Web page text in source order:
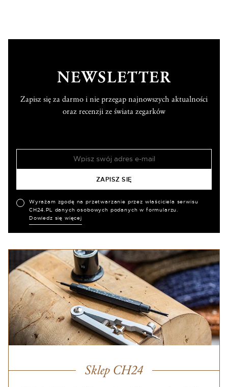
NEWSLETTER
Zapisz się za darmo i nie przegap najnowszych aktualności
oraz recenzji ze świata zegarków
Wyrażam zgodę na przetwarzanie przez właściciela serwisu
CH24.PL danych osobowych podanych w formularzu.
Dowiedz się więcej
Sklep CH24